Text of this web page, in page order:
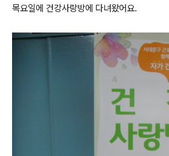
목요일에 건강사랑방에 다녀왔어요.